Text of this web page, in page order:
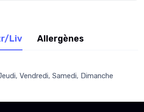
Liv Allergènes
Vendredi, Samedi, Dimanche